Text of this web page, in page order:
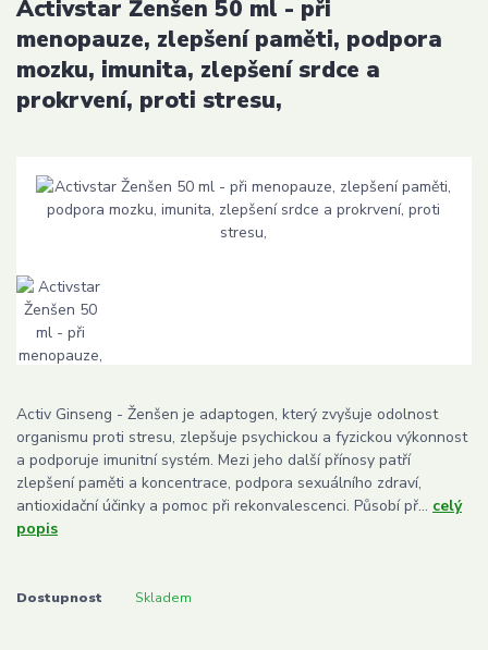
Activstar Ženšen 50 ml - při
menopauze, zlepšení paměti, podpora
mozku, imunita, zlepšení srdce a
prokrvení, proti stresu,
Activ Ginseng - Ženšen je adaptogen, který zvyšuje odolnost
organismu proti stresu, zlepšuje psychickou a fyzickou výkonnost
a podporuje imunitní systém. Mezi jeho další přínosy patří
zlepšení paměti a koncentrace, podpora sexuálního zdraví,
antioxidační účinky a pomoc při rekonvalescenci. Působí př... celý
popis
Dostupnost Skladem